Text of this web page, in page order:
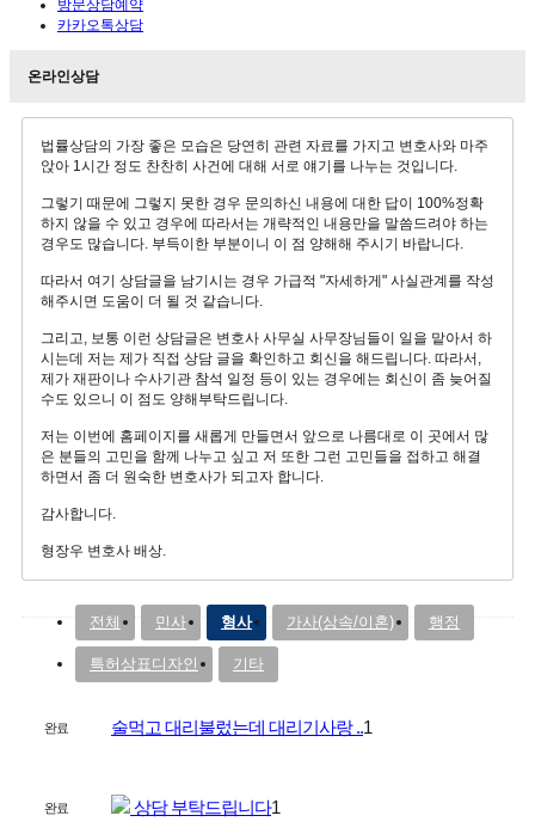
방문상담예약
카카오톡상담
온라인상담
법률상담의 가장 좋은 모습은 당연히 관련 자료를 가지고 변호사와 마주
앉아 1시간 정도 찬찬히 사건에 대해 서로 얘기를 나누는 것입니다.
그렇기 때문에 그렇지 못한 경우 문의하신 내용에 대한 답이 100%정확
하지 않을 수 있고 경우에 따라서는 개략적인 내용만을 말씀드려야 하는
경우도 많습니다. 부득이한 부분이니 이 점 양해해 주시기 바랍니다.
따라서 여기 상담글을 남기시는 경우 가급적 "자세하게" 사실관계를 작성
해주시면 도움이 더 될 것 같습니다.
그리고, 보통 이런 상담글은 변호사 사무실 사무장님들이 일을 맡아서 하
시는데 저는 제가 직접 상담 글을 확인하고 회신을 해드립니다. 따라서,
제가 재판이나 수사기관 참석 일정 등이 있는 경우에는 회신이 좀 늦어질
수도 있으니 이 점도 양해부탁드립니다.
저는 이번에 홈페이지를 새롭게 만들면서 앞으로 나름대로 이 곳에서 많
은 분들의 고민을 함께 나누고 싶고 저 또한 그런 고민들을 접하고 해결
하면서 좀 더 원숙한 변호사가 되고자 합니다.
감사합니다.
형장우 변호사 배상.
전체 민사 형사 가사(상속/이혼) 행정
특허상표디자인 기타
완료 술먹고 대리불렀는데 대리기사랑 ..1
완료 상담 부탁드립니다1